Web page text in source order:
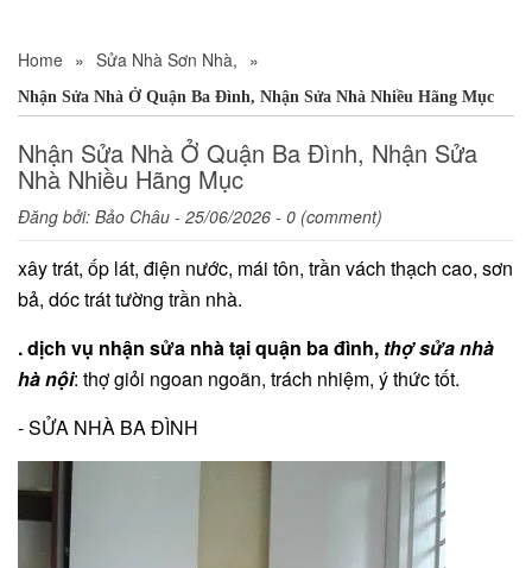
Home » Sửa Nhà Sơn Nhà, »
Nhận Sửa Nhà Ở Quận Ba Đình, Nhận Sửa Nhà Nhiều Hãng Mục
Nhận Sửa Nhà Ở Quận Ba Đình, Nhận Sửa
Nhà Nhiều Hãng Mục
Đăng bởi: Bảo Châu - 25/06/2026 - 0 (comment)
xây trát, ốp lát, điện nước, mái tôn, trần vách thạch cao, sơn
bả, dóc trát tường trần nhà.
. dịch vụ nhận sửa nhà tại quận ba đình, thợ sửa nhà
hà nội: thợ giỏi ngoan ngoãn, trách nhiệm, ý thức tốt.
- SỬA NHÀ BA ĐÌNH